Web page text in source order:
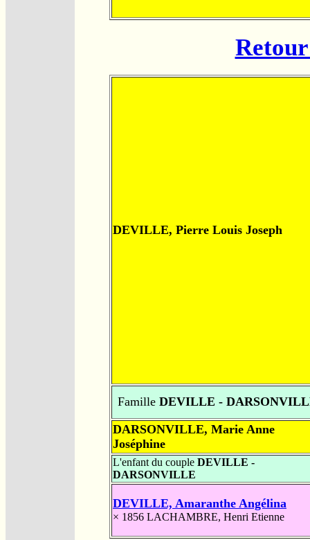
DEVILLE, Pierre Louis Joseph
Famille DEVILLE -
DARSONVILLE, Marie Anne
Joséphine
L'enfant du couple DEVILLE -
DARSONVILLE
DEVILLE, Amaranthe Angélina
× 1856 LACHAMBRE, Henri Etienne